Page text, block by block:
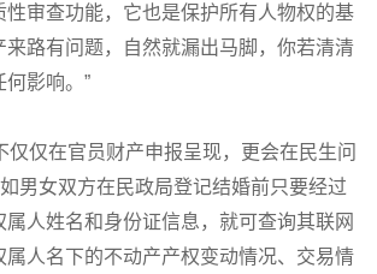
性审查功能，它也是保护所有人物权的基
来路有问题，自然就漏出马脚，你若清清
何影响。”
仅仅在官员财产申报呈现，更会在民生问
男女双方在民政局登记结婚前只要经过
属人姓名和身份证信息，就可查询其联网
属人名下的不动产产权变动情况、交易情